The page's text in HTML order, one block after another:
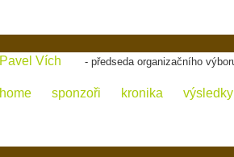
Pavel Vích - předseda organizačního
home sponzoři kronika výsledky